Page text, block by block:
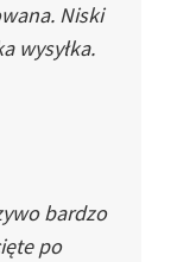
Niski
wysyłka.
bardzo
po